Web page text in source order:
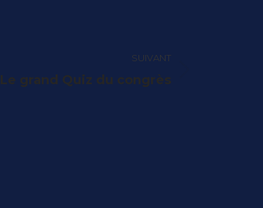
SUIVANT
Le grand Quiz du congrès